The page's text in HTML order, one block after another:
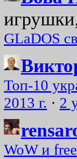
GLaDOS
Топ-10
2013 г. · 2
WoW и